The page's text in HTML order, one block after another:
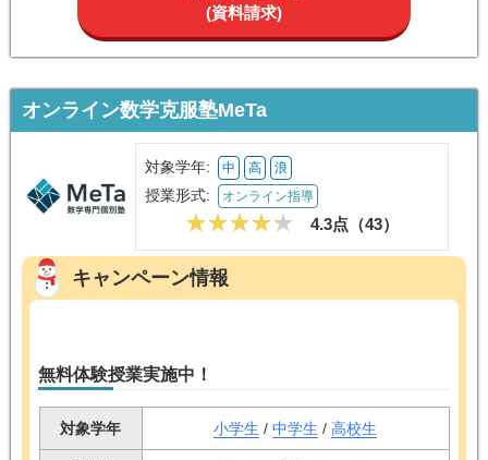
(資料請求)
オンライン数学克服塾MeTa
対象学年: 中 高 浪
授業形式: オンライン指導
4.3点（43）
キャンペーン情報
無料体験授業実施中！
対象学年 小学生 / 中学生 / 高校生